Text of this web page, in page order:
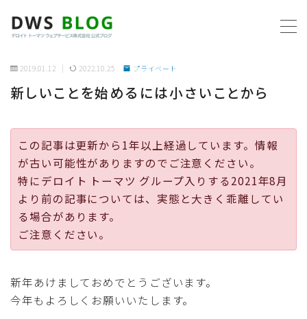
ホーム
AWS
プログラミング
ビジネス
社内制度
2019.01.12 2022.10.25 プライベート
新しいことを始めるには小さいことから
この記事は更新から1年以上経過しています。情報
が古い可能性がありますのでご注意ください。
特にデロイト トーマツ グループ入りする2021年8月
より前の記事については、実態と大きく乖離してい
る場合があります。
ご注意ください。
新年あけましておめでとうございます。
今年もよろしくお願いいたします。